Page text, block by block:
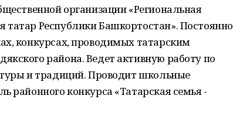
организации «Региональная
Республики Башкортостан». Постоянно
конкурсах, проводимых татарским
района. Ведет активную работу по
и традиций. Проводит школьные
районного конкурса «Татарская семья -